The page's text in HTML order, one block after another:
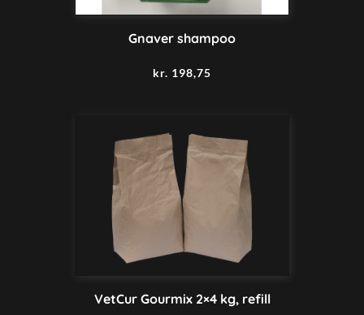
Gnaver shampoo
kr. 198,75
VetCur Gourmix 2×4 kg, refill